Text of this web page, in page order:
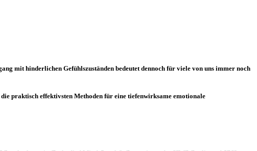
mit hinderlichen Gefühlszuständen bedeutet dennoch für viele von uns immer noch
praktisch effektivsten Methoden für eine tiefenwirksame emotionale